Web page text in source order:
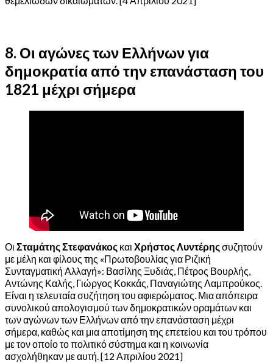
8. Οι αγώνες των Ελλήνων για
δημοκρατία από την επανάσταση του
1821 μέχρι σήμερα
Οι Σταμάτης Στεφανάκος και Χρήστος Λυντέρηςσυζητούν
με μέλη και φίλους της «Πρωτοβουλίας για Ριζική
Συνταγματική Αλλαγή»: Βασίλης Ξυδιάς, Πέτρος Βουρλής,
Αντώνης Καλής, Γιώργος Κοκκάς, Παναγιώτης Λαμπρούκος.
Είναι η τελευταία συζήτηση του αφιερώματος. Μια απόπειρα
συνολικού απολογισμού των δημοκρατικών οραμάτων και
των αγώνων των Ελλήνων από την επανάσταση μέχρι
σήμερα, καθώς και μια αποτίμηση της επετείου και του τρόπου
με τον οποίο το πολιτικό σύστημα και η κοινωνία
ασχολήθηκαν με αυτή. [12 Απριλίου 2021]